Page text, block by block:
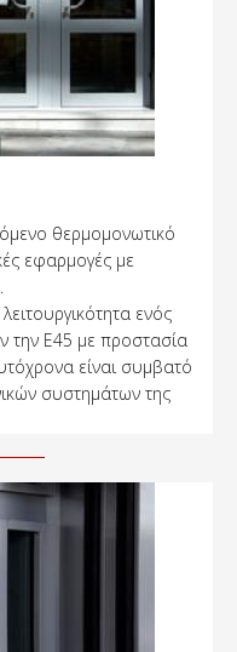
θερμομονωτικό
εφαρμογές με
ενός
την Ε45 με προστασία
είναι συμβατό
συστημάτων της